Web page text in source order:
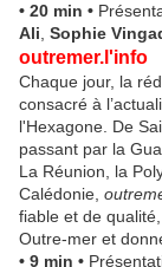
• 20 min •
Ali Sophie
outremer.l'info
Chaque jour, la
consacré à
l'Hexagone. De
passant par la
La Réunion, la
Calédonie,
fiable et de
Outre-mer et
• 9 min •